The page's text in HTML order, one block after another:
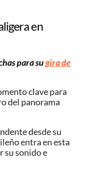
en
para sugira de
clave para
del panorama
desde su
entra en esta
su sonido e